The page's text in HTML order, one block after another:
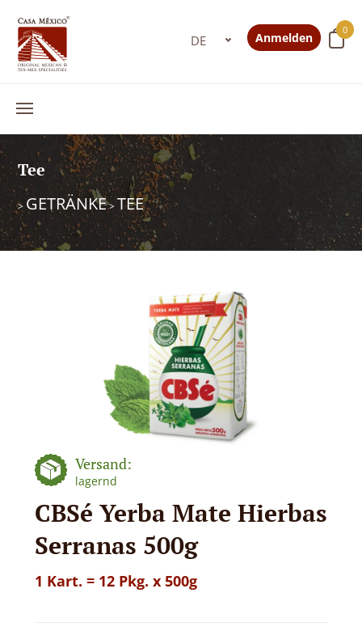
0
Anmelden
Tee
> GETRÄNKE>TEE
Versand:
lagernd
CBSé Yerba Mate Hierbas
Serranas 500g
1 Kart. = 12 Pkg. x 500g